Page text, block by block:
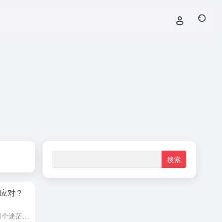
对？
在情感的海洋里，我们都曾是那个迷茫的航行者，时而风平浪静，时而波涛汹涌。尤其是当原本热络的女人突然不理你时，那种失落和困惑简直能让人抓狂。别急！作为你的情感大师，我来为你揭秘这背后的种种原因，并给出一...